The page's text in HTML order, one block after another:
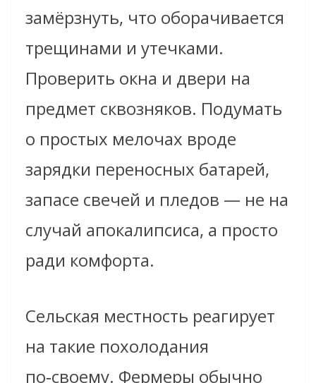
замёрзнуть, что оборачивается
трещинами и утечками.
Проверить окна и двери на
предмет сквозняков. Подумать
о простых мелочах вроде
зарядки переносных батарей,
запасе свечей и пледов — не на
случай апокалипсиса, а просто
ради комфорта.
Сельская местность реагирует
на такие похолодания
по‑своему. Фермеры обычно